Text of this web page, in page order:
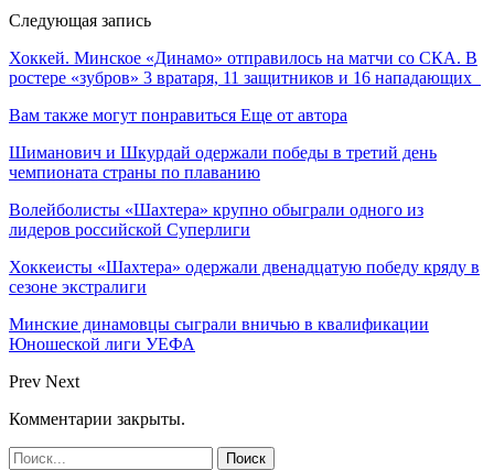
Следующая запись
Хоккей. Минское «Динамо» отправилось на матчи со СКА. В
ростере «зубров» 3 вратаря, 11 защитников и 16 нападающих
Вам также могут понравиться Еще от автора
Шиманович и Шкурдай одержали победы в третий день
чемпионата страны по плаванию
Волейболисты «Шахтера» крупно обыграли одного из
лидеров российской Суперлиги
Хоккеисты «Шахтера» одержали двенадцатую победу кряду в
сезоне экстралиги
Минские динамовцы сыграли вничью в квалификации
Юношеской лиги УЕФА
Prev Next
Комментарии закрыты.